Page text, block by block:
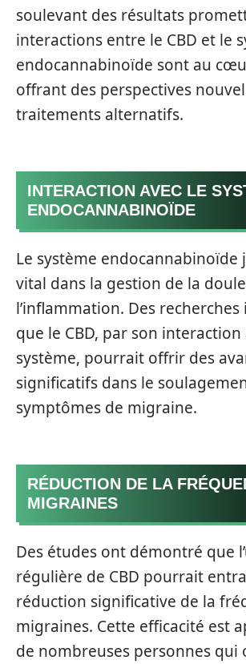
soulevant des résultats
interactions entre le CBD et le
endocannabinoïde sont au
offrant des perspectives
traitements alternatifs.
INTERACTION AVEC LE
ENDOCANNABINOÏDE
Le système endocannabinoïde
vital dans la gestion de la
l’inflammation. Des
que le CBD, par son interaction
système, pourrait offrir des
significatifs dans le
symptômes de migraine.
RÉDUCTION DE LA
MIGRAINES
Des études ont démontré que
régulière de CBD pourrait
réduction significative de la
migraines. Cette efficacité est
de nombreuses personnes qui